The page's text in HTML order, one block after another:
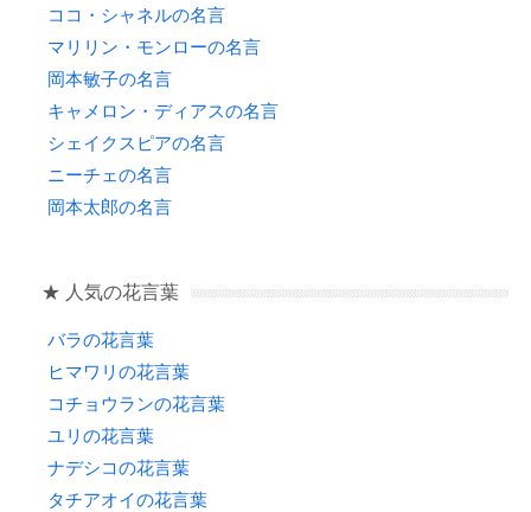
ココ・シャネルの名言
マリリン・モンローの名言
岡本敏子の名言
キャメロン・ディアスの名言
シェイクスピアの名言
ニーチェの名言
岡本太郎の名言
★ 人気の花言葉
バラの花言葉
ヒマワリの花言葉
コチョウランの花言葉
ユリの花言葉
ナデシコの花言葉
タチアオイの花言葉